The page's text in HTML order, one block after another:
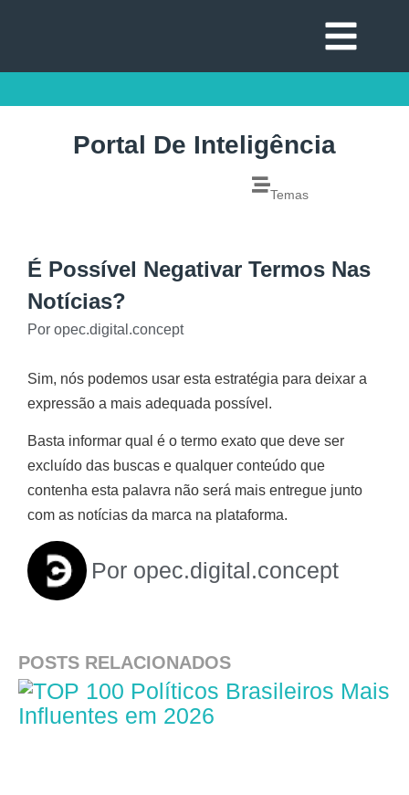
Portal De Inteligência
Temas
É Possível Negativar Termos Nas
Notícias?
Por opec.digital.concept
Sim, nós podemos usar esta estratégia para deixar a
expressão a mais adequada possível.
Basta informar qual é o termo exato que deve ser
excluído das buscas e qualquer conteúdo que
contenha esta palavra não será mais entregue junto
com as notícias da marca na plataforma.
Por opec.digital.concept
POSTS RELACIONADOS